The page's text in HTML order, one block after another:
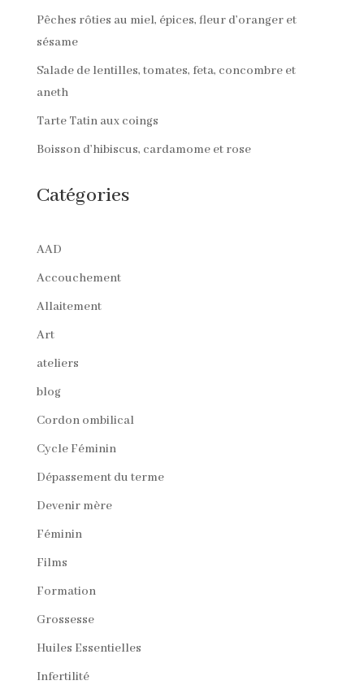
Pêches rôties au miel, épices, fleur d’oranger et
sésame
Salade de lentilles, tomates, feta, concombre et
aneth
Tarte Tatin aux coings
Boisson d’hibiscus, cardamome et rose
Catégories
AAD
Accouchement
Allaitement
Art
ateliers
blog
Cordon ombilical
Cycle Féminin
Dépassement du terme
Devenir mère
Féminin
Films
Formation
Grossesse
Huiles Essentielles
Infertilité